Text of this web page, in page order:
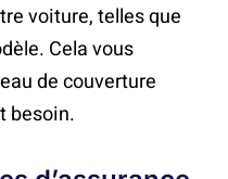
voiture, telles que
Cela vous
de couverture
besoin.